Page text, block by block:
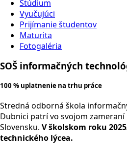
Štúdium
Vyučujúci
Prijímanie študentov
Maturita
Fotogaléria
SOŠ informačných
100 % uplatnenie na trhu práce
Stredná odborná škola
Dubnici patrí vo svojom zameraní
Slovensku. V školskom roku
technického lýcea.